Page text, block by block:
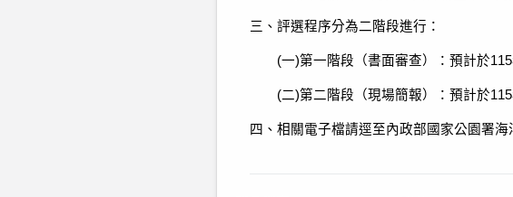
三、評選程序分為二階段進行：
(一)第一階段（書面審查）：預計於
(二)第二階段（現場簡報）：預計於
四、相關電子檔請逕至內政部國家公園署